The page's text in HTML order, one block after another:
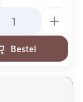
Bestel